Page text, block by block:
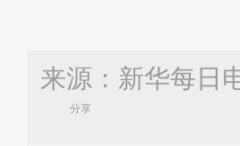
来源：新华每
分享